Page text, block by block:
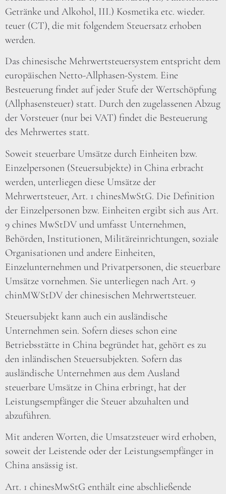
Getränke und Alkohol, III.) Kosmetika etc. wieder.
teuer (CT), die mit folgendem Steuersatz erhoben
werden.
Das chinesische Mehrwertsteuersystem entspricht dem
europäischen Netto-Allphasen-System. Eine
Besteuerung findet auf jeder Stufe der Wertschöpfung
(Allphasensteuer) statt. Durch den zugelassenen Abzug
der Vorsteuer (nur bei VAT) findet die Besteuerung
des Mehrwertes statt.
Soweit steuerbare Umsätze durch Einheiten bzw.
Einzelpersonen (Steuersubjekte) in China erbracht
werden, unterliegen diese Umsätze der
Mehrwertsteuer, Art. 1 chinesMwStG. Die Definition
der Einzelpersonen bzw. Einheiten ergibt sich aus Art.
9 chines MwStDV und umfasst Unternehmen,
Behörden, Institutionen, Militäreinrichtungen, soziale
Organisationen und andere Einheiten,
Einzelunternehmen und Privatpersonen, die steuerbare
Umsätze vornehmen. Sie unterliegen nach Art. 9
chinMWStDV der chinesischen Mehrwertsteuer.
Steuersubjekt kann auch ein ausländische
Unternehmen sein. Sofern dieses schon eine
Betriebsstätte in China begründet hat, gehört es zu
den inländischen Steuersubjekten. Sofern das
ausländische Unternehmen aus dem Ausland
steuerbare Umsätze in China erbringt, hat der
Leistungsempfänger die Steuer abzuhalten und
abzuführen.
Mit anderen Worten, die Umsatzsteuer wird erhoben,
soweit der Leistende oder der Leistungsempfänger in
China ansässig ist.
Art. 1 chinesMwStG enthält eine abschließende